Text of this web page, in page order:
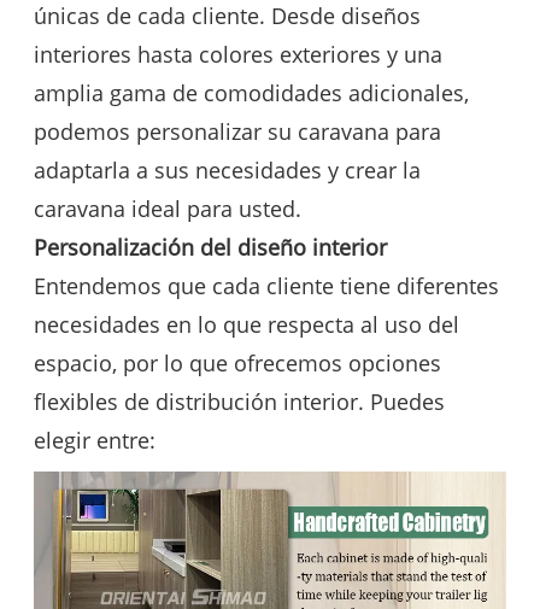
únicas de cada cliente. Desde diseños
interiores hasta colores exteriores y una
amplia gama de comodidades adicionales,
podemos personalizar su caravana para
adaptarla a sus necesidades y crear la
caravana ideal para usted.
Personalización del diseño interior
Entendemos que cada cliente tiene diferentes
necesidades en lo que respecta al uso del
espacio, por lo que ofrecemos opciones
flexibles de distribución interior. Puedes
elegir entre: